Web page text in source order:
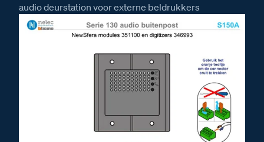
audio deurstation voor externe beldrukkers